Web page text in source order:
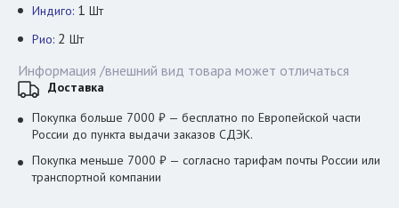
Индиго: 1 Шт
Рио: 2 Шт
Информация /внешний вид товара может отличаться
Доставка
Покупка больше 7000 ₽ — бесплатно по Европейской части
России до пункта выдачи заказов СДЭК.
Покупка меньше 7000 ₽ — согласно тарифам почты России или
транспортной компании